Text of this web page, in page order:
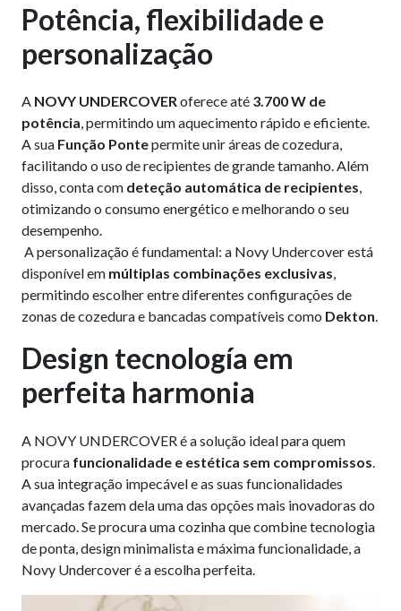
Potência, flexibilidade e
personalização
A NOVY UNDERCOVERoferece até 3.700 W de
potência, permitindo um aquecimento rápido e eficiente.
A sua Função Pontepermite unir áreas de cozedura,
facilitando o uso de recipientes de grande tamanho. Além
disso, conta com deteção automática de recipientes,
otimizando o consumo energético e melhorando o seu
desempenho.
A personalização é fundamental: a Novy Undercover está
disponível em múltiplas combinações exclusivas,
permitindo escolher entre diferentes configurações de
zonas de cozedura e bancadas compatíveis como Dekton.
Design tecnología em
perfeita harmonia
A NOVY UNDERCOVER é a solução ideal para quem
procura funcionalidade e estética sem compromissos
A sua integração impecável e as suas funcionalidades
avançadas fazem dela uma das opções mais inovadoras do
mercado. Se procura uma cozinha que combine tecnologia
de ponta, design minimalista e máxima funcionalidade, a
Novy Undercover é a escolha perfeita.